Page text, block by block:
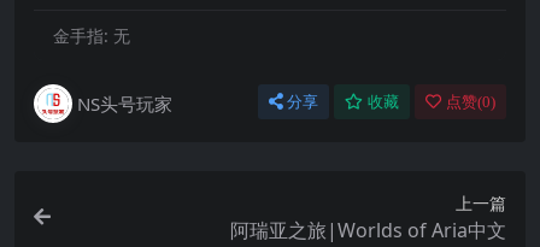
金手指: 无
NS头号玩家 分享 收藏 点赞(0)
上一篇
阿瑞亚之旅|Worlds of Aria中文